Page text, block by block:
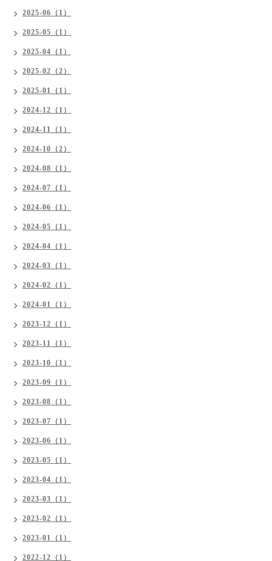
2025-06（1）
2025-05（1）
2025-04（1）
2025-02（2）
2025-01（1）
2024-12（1）
2024-11（1）
2024-10（2）
2024-08（1）
2024-07（1）
2024-06（1）
2024-05（1）
2024-04（1）
2024-03（1）
2024-02（1）
2024-01（1）
2023-12（1）
2023-11（1）
2023-10（1）
2023-09（1）
2023-08（1）
2023-07（1）
2023-06（1）
2023-05（1）
2023-04（1）
2023-03（1）
2023-02（1）
2023-01（1）
2022-12（1）